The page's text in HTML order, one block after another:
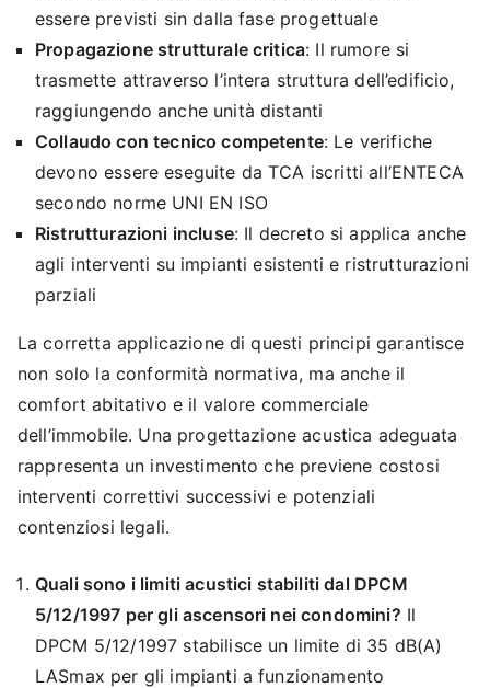
essere previsti sin dalla fase progettuale
Propagazione strutturale critica: Il rumore si
trasmette attraverso l’intera struttura dell’edificio,
raggiungendo anche unità distanti
Collaudo con tecnico competente: Le verifiche
devono essere eseguite da TCA iscritti all’ENTECA
secondo norme UNI EN ISO
Ristrutturazioni incluse: Il decreto si applica anche
agli interventi su impianti esistenti e ristrutturazioni
parziali
La corretta applicazione di questi principi garantisce
non solo la conformità normativa, ma anche il
comfort abitativo e il valore commerciale
dell’immobile. Una progettazione acustica adeguata
rappresenta un investimento che previene costosi
interventi correttivi successivi e potenziali
contenziosi legali.
Quali sono i limiti acustici stabiliti dal DPCM
5/12/1997 per gli ascensori nei condomini? Il
DPCM 5/12/1997 stabilisce un limite di 35 dB(A)
LASmax per gli impianti a funzionamento